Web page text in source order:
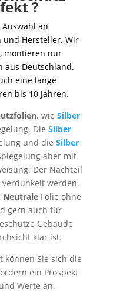
?
an
und Hersteller. Wir
montieren nur
aus Deutschland.
eine lange
bis 10 Jahren.
wie Silber
Die Silber
und die Silber
aber mit
Der Nachteil
verdunkelt werden.
NeutraleFolie ohne
gern auch für
Gebäude
klar ist.
können Sie sich die
ein Prospekt
Werte an.